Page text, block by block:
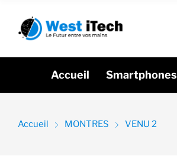
Accueil Smartphones
Accueil MONTRES VENU 2